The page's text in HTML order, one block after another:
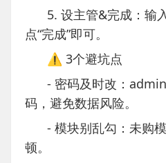
5. 设主管&完成：输
点“完成”即可。
⚠️ 3个避坑点
- 密码及时改：
码，避免数据风险。
- 模块别乱勾：未购
顿。